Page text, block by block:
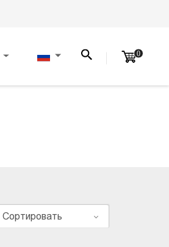
0
Сортировать